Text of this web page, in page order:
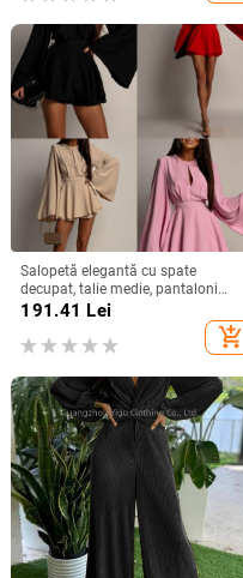
Salopetă elegantă cu spate
decupat, talie medie, pantaloni
lungime 3/4 și mâneci cu volane
191.41 Lei
add_shopping_cart